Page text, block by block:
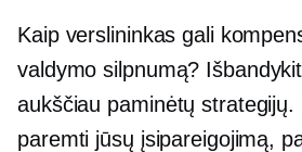
Kaip verslininkas gali
valdymo silpnumą?
aukščiau paminėtų strategijų.
paremti jūsų įsipareigojimą,